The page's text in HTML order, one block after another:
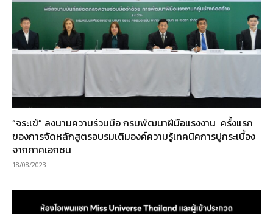
“จระเข้” ลงนามความร่วมมือ กรมพัฒนาฝีมือแรงงาน ครั้งแรก
ของการจัดหลักสูตรอบรมเติมองค์ความรู้เทคนิคการปูกระเบื้อง
จากภาคเอกชน
18/08/2023